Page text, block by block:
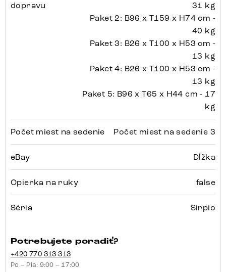
dopravu
31 kg
Paket 2: B96 x T159 x H74 cm -
40 kg
Paket 3: B26 x T100 x H53 cm -
13 kg
Paket 4: B26 x T100 x H53 cm -
13 kg
Paket 5: B96 x T65 x H44 cm - 17
kg
Počet miest na sedenie Počet miest na sedenie 3
eBay Dĺžka
Opierka na ruky false
Séria Sirpio
Potrebujete poradiť?
+420 770 313 313
Po – Pia: 9:00 – 17:00